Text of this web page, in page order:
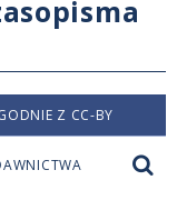
Z CC-BY